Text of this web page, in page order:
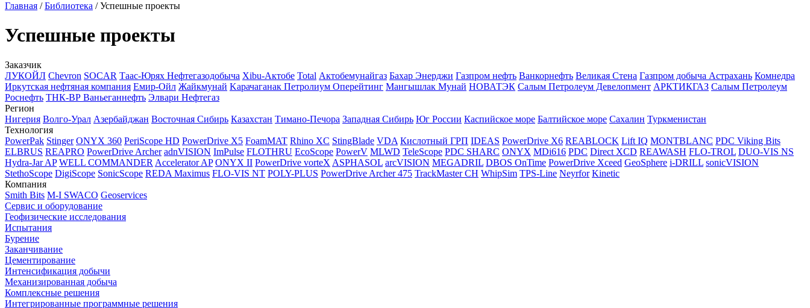
Главная /Библиотека /Успешные проекты
Успешные проекты
Заказчик
ЛУКОЙЛ Chevron SOCAR Таас-Юрях Нефтегазодобыча Xibu-Актобе Total Актобемунайгаз Бахар Энерджи Газпром нефть Ванкорнефть Великая Стена Газпром добыча Астрахань Комнедра
Иркутская нефтяная компания Емир-Ойл Жайкмунай Kарачаганак Петролиум Оперейтинг Мангышлак Мунай НОВАТЭК Салым Петролеум Девелопмент АРКТИКГАЗ Салым Петролеум
Роснефть ТНК-ВР Ваньеганнефть Элвари Нефтегаз
Регион
Нигерия Волго-Урал Азербайджан Восточная Сибирь Казахстан Тимано-Печора Западная Сибирь Юг России Каспийское море Балтийское море Сахалин Туркменистан
Технология
PowerPak Stinger ONYX 360 PeriScope HD PowerDrive X5 FoamMAT Rhino XC StingBlade VDA Кислотный ГРП IDEAS PowerDrive X6 REABLOCK Lift IQ MONTBLANC PDC Viking Bits
ELBRUS REAPRO PowerDrive Archer adnVISION ImPulse FLOTHRU EcoScope PowerV MLWD TeleScope PDC SHARC ONYX MDi616 PDC Direct XCD REAWASH FLO-TROL DUO-VIS NS
Hydra-Jar AP WELL COMMANDER Accelerator AP ONYX II PowerDrive vorteX ASPHASOL arcVISION MEGADRIL DBOS OnTime PowerDrive Xceed GeoSphere i-DRILL sonicVISION
StethoScope DigiScope SonicScope REDA Maximus FLO-VIS NT POLY-PLUS PowerDrive Archer 475 TrackMaster CH WhipSim TPS-Line Neyrfor Kinetic
Компания
Smith Bits M-I SWACO Geoservices
Сервис и оборудование
Геофизические исследования
Испытания
Бурение
Заканчивание
Цементирование
Интенсификация добычи
Механизированная добыча
Комплексные решения
Интегрированные программные решения